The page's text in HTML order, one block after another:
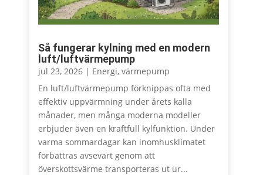
Så fungerar kylning med en modern
luft/luftvärmepump
jul 23, 2026| Energi, värmepump
En luft/luftvärmepump förknippas ofta med
effektiv uppvärmning under årets kalla
månader, men många moderna modeller
erbjuder även en kraftfull kylfunktion. Under
varma sommardagar kan inomhusklimatet
förbättras avsevärt genom att
överskottsvärme transporteras ut ur...